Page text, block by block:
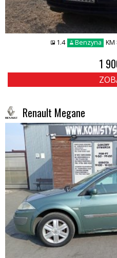
1.4 Benzyna KM
1
Renault Megane